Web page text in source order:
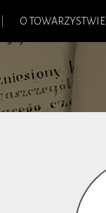
O TOWARZYSTWIE